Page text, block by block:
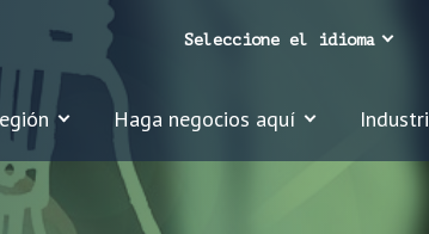
Haga negocios aquí
Seleccione el idioma